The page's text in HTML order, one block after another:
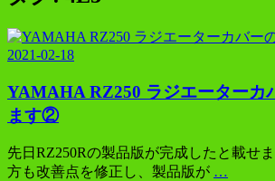
2021-02-18
YAMAHA RZ250 ラジエーターカ
ます②
先日RZ250Rの製品版が完成したと載せ
方も改善点を修正し、製品版が …